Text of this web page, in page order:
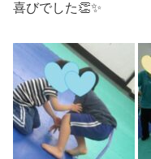
喜びでした👏✨